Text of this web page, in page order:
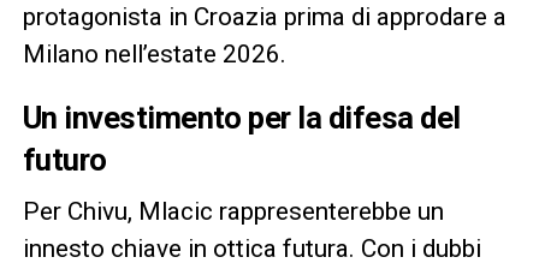
protagonista in Croazia prima di approdare a
Milano nell’estate 2026.
Un investimento per la difesa del
futuro
Per Chivu, Mlacic rappresenterebbe un
innesto chiave in ottica futura. Con i dubbi